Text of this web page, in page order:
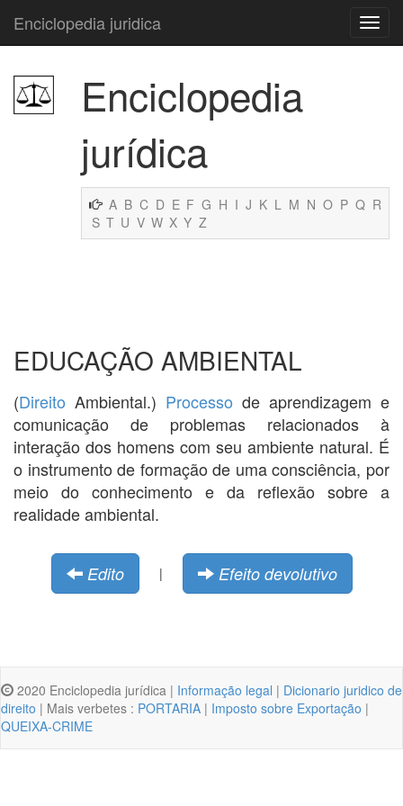
Enciclopedia juridica
Enciclopedia
jurídica
A B C D E F G H I J K L M N O P Q R
S T U V W X Y Z
EDUCAÇÃO AMBIENTAL
(Direito Ambiental.) Processo de aprendizagem e
comunicação de problemas relacionados à
interação dos homens com seu ambiente natural. É
o instrumento de formação de uma consciência, por
meio do conhecimento e da reflexão sobre a
realidade ambiental.
Edito | Efeito devolutivo
2020 Enciclopedia jurídica | Informação legal | Dicionario juridico de
direito | Mais verbetes : PORTARIA | Imposto sobre Exportação |
QUEIXA-CRIME